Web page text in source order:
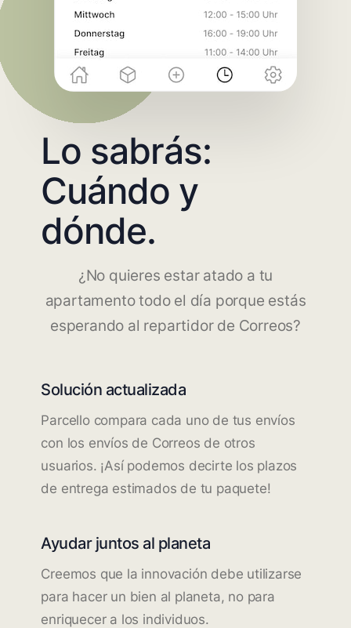
Lo sabrás:
Cuándo y
dónde.
¿No quieres estar atado a tu
apartamento todo el día porque estás
esperando al repartidor de Correos?
Solución actualizada
Parcello compara cada uno de tus envíos
con los envíos de Correos de otros
usuarios. ¡Así podemos decirte los plazos
de entrega estimados de tu paquete!
Ayudar juntos al planeta
Creemos que la innovación debe utilizarse
para hacer un bien al planeta, no para
enriquecer a los individuos.